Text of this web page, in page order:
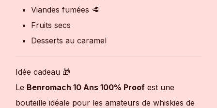
Viandes fumées 🥩
Fruits secs
Desserts au caramel
Idée cadeau 🎁
Le Benromach 10 Ans 100% Proof est une
bouteille idéale pour les amateurs de whiskies de